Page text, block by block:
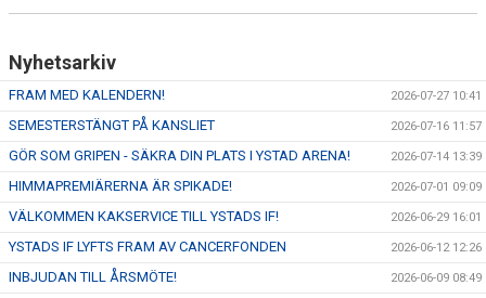
Nyhetsarkiv
FRAM MED KALENDERN! 2026-07-27 10:41
SEMESTERSTÄNGT PÅ KANSLIET 2026-07-16 11:57
GÖR SOM GRIPEN - SÄKRA DIN PLATS I YSTAD ARENA! 2026-07-14 13:39
HIMMAPREMIÄRERNA ÄR SPIKADE! 2026-07-01 09:09
VÄLKOMMEN KAKSERVICE TILL YSTADS IF! 2026-06-29 16:01
YSTADS IF LYFTS FRAM AV CANCERFONDEN 2026-06-12 12:26
INBJUDAN TILL ÅRSMÖTE! 2026-06-09 08:49